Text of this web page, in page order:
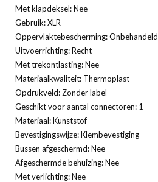
Met klapdeksel: Nee
Gebruik: XLR
Oppervlaktebescherming: Onbehandeld
Uitvoerrichting: Recht
Met trekontlasting: Nee
Materiaalkwaliteit: Thermoplast
Opdrukveld: Zonder label
Geschikt voor aantal connectoren: 1
Materiaal: Kunststof
Bevestigingswijze: Klembevestiging
Bussen afgeschermd: Nee
Afgeschermde behuizing: Nee
Met verlichting: Nee